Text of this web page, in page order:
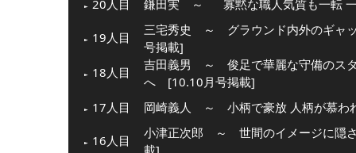
20人目
鎌田実 ～ 寡黙な職人気質も一転
19人目
三宅秀史 ～ グラウンド内外のギャ
号掲載]
18人目
吉田義男 ～ 俊足で華麗な守備のス
へ [10.10月号掲載]
17人目
岡崎義人 ～ 小柄で豪放 人柄が慕わ
16人目
小津正次郎 ～ 世間のイメージに隠
載]